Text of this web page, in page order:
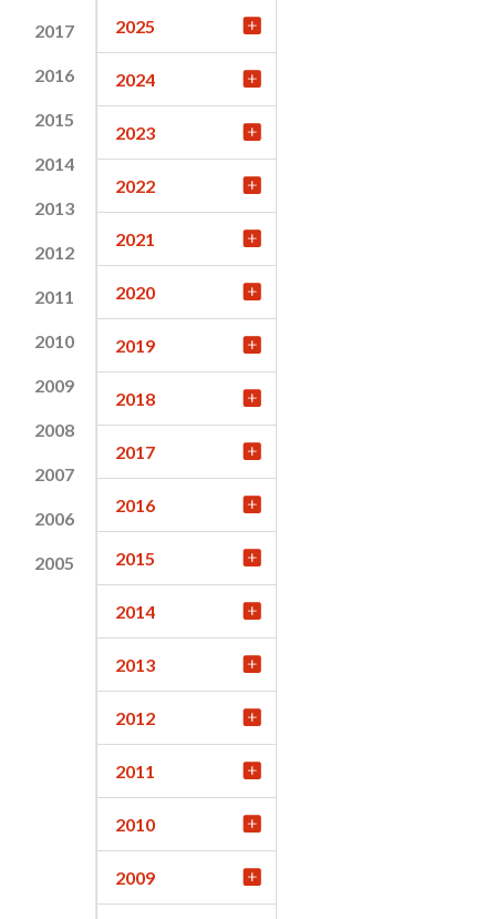
2017
2016
2015
2014
2013
2012
2011
2010
2009
2008
2007
2006
2005
2025
2024
2023
2022
2021
2020
2019
2018
2017
2016
2015
2014
2013
2012
2011
2010
2009